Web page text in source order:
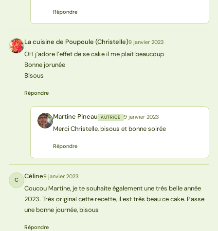
Répondre
L( La cuisine de Poupoule (Christelle)9 janvier 2023
OH j’adore l’effet de se cake il me plait beaucoup
Bonne jorunée
Bisous
Répondre
MP Martine Pineau AUTRICE 9 janvier 2023
Merci Christelle, bisous et bonne soirée
Répondre
C Céline9 janvier 2023
Coucou Martine, je te souhaite également une très belle année
2023. Très original cette recette, il est très beau ce cake. Passe
une bonne journée, bisous
Répondre